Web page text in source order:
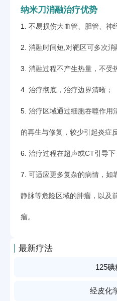
纳米刀消融治疗优势
1. 不易损伤大血管、胆管、神
2. 消融时间短,对靶区可多次消
3. 消融过程不产生热量，不受
4. 治疗彻底，治疗边界清晰；
5. 治疗区域通过细胞吞噬作用
的再生与修复，较少引起炎症
6. 治疗过程在超声或CT引导下
7. 可适应更多复杂的病情，如
静脉等危险区域的肿瘤，以及
瘤。
最新疗法
125碘
经皮化